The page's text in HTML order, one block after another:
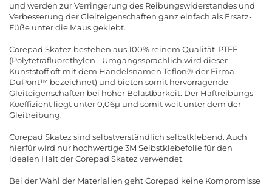
und werden zur Verringerung des Reibungswiderstandes und
Verbesserung der Gleiteigenschaften ganz einfach als Ersatz-
Füße unter die Maus geklebt.
Corepad Skatez bestehen aus 100% reinem Qualität-PTFE
(Polytetrafluorethylen - Umgangssprachlich wird dieser
Kunststoff oft mit dem Handelsnamen Teflon® der Firma
DuPont™ bezeichnet) und bieten somit hervorragende
Gleiteigenschaften bei hoher Belastbarkeit. Der Haftreibungs-
Koeffizient liegt unter 0,06µ und somit weit unter dem der
Gleitreibung.
Corepad Skatez sind selbstverständlich selbstklebend. Auch
hierfür wird nur hochwertige 3M Selbstklebefolie für den
idealen Halt der Corepad Skatez verwendet.
Bei der Wahl der Materialien geht Corepad keine Kompromisse